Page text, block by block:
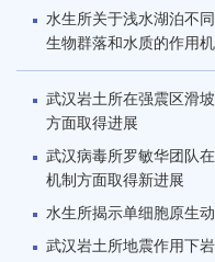
水生所关于浅水湖泊不
生物群落和水质的作用
武汉岩土所在强震区滑
方面取得进展
武汉病毒所罗敏华团队
机制方面取得新进展
水生所揭示单细胞原生
武汉岩土所地震作用下